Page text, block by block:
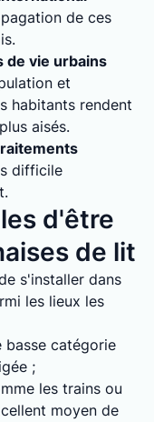
de ces
de vie urbains
et
habitants rendent
aisés.
difficile
d'être
de lit
s'installer dans
les lieux les
basse catégorie
;
les trains ou
moyen de